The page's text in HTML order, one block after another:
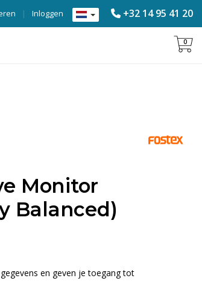
+32 14 95 41 20
Inloggen
|
0
Monitor
Balanced)
en geven je toegang tot